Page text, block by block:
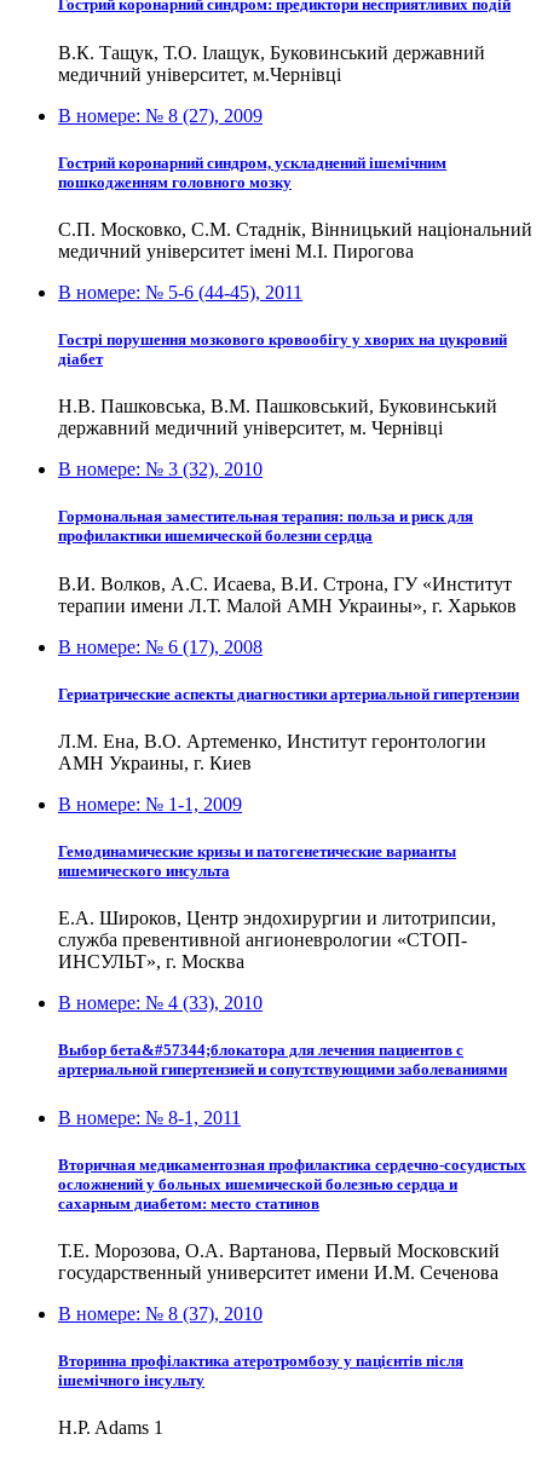
Гострий коронарний синдром: предиктори несприятливих подій
В.К. Тащук, Т.О. Ілащук, Буковинський державний
медичний університет, м.Чернівці
В номере: № 8 (27), 2009
Гострий коронарний синдром, ускладнений ішемічним
пошкодженням головного мозку
С.П. Московко, С.М. Стаднік, Вінницький національний
медичний університет імені М.І. Пирогова
В номере: № 5-6 (44-45), 2011
Гострі порушення мозкового кровообігу у хворих на цукровий
діабет
Н.В. Пашковська, В.М. Пашковський, Буковинський
державний медичний університет, м. Чернівці
В номере: № 3 (32), 2010
Гормональная заместительная терапия: польза и риск для
профилактики ишемической болезни сердца
В.И. Волков, А.С. Исаева, В.И. Строна, ГУ «Институт
терапии имени Л.Т. Малой АМН Украины», г. Харьков
В номере: № 6 (17), 2008
Гериатрические аспекты диагностики артериальной гипертензии
Л.М. Ена, В.О. Артеменко, Институт геронтологии
АМН Украины, г. Киев
В номере: № 1-1, 2009
Гемодинамические кризы и патогенетические варианты
ишемического инсульта
Е.А. Широков, Центр эндохирургии и литотрипсии,
служба превентивной ангионеврологии «СТОП-
ИНСУЛЬТ», г. Москва
В номере: № 4 (33), 2010
Выбор бета&#57344;блокатора для лечения пациентов с
артериальной гипертензией и сопутствующими заболеваниями
В номере: № 8-1, 2011
Вторичная медикаментозная профилактика сердечно-сосудистых
осложнений у больных ишемической болезнью сердца и
сахарным диабетом: место статинов
Т.Е. Морозова, О.А. Вартанова, Первый Московский
государственный университет имени И.М. Сеченова
В номере: № 8 (37), 2010
Вторинна профілактика атеротромбозу у пацієнтів після
ішемічного інсульту
H.P. Adams 1